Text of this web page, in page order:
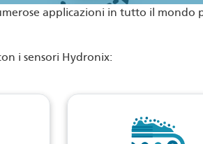
applicazioni in tutto il
i sensori Hydronix: